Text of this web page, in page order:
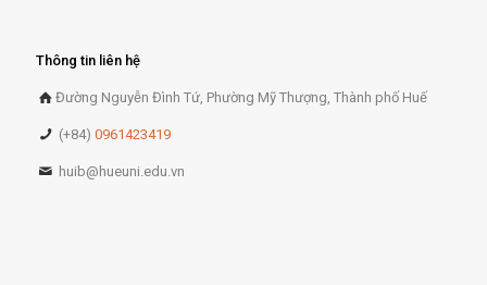
Thông tin liên hệ
Đường Nguyễn Đình Tứ, Phường Mỹ Thượng, Thành phố Huế
(+84)0961423419
huib@hueuni.edu.vn